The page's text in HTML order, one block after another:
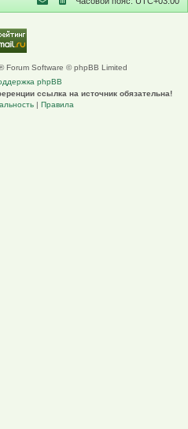
Forum Software © phpBB Limited
phpBB
ссылка на источник обязательна!
| Правила